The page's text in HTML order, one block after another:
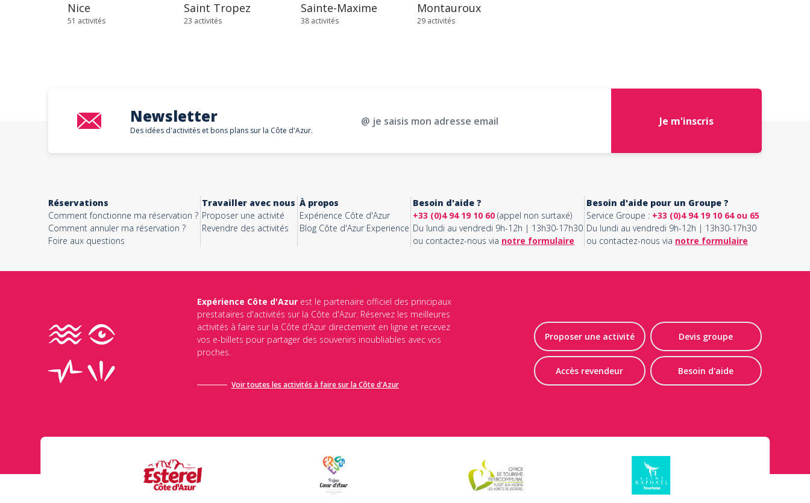
Nice
51 activités
Saint Tropez
23 activités
Sainte-Maxime
38 activités
Montauroux
29 activités
Newsletter
Des idées d'activités et bons plans sur la Côte d'Azur.
@ je saisis mon adresse email Je m'inscris
Réservations
Comment fonctionne ma réservation ?
Comment annuler ma réservation ?
Foire aux questions
Travailler avec nous
Proposer une activité
Revendre des activités
À propos
Expérience Côte d'Azur
Blog Côte d'Azur Experience
Besoin d'aide ?
+33 (0)4 94 19 10 60(appel non surtaxé)
Du lundi au vendredi 9h-12h | 13h30-17h30
ou contactez-nous via notre formulaire
Besoin d'aide pour un Groupe ?
Service Groupe : +33 (0)4 94 19 10 64 ou 65
Du lundi au vendredi 9h-12h | 13h30-17h30
ou contactez-nous via notre formulaire
Expérience Côte d'Azurest le partenaire officiel des principaux
prestataires d'activités sur la Côte d'Azur. Réservez les meilleures
activités à faire sur la Côte d'Azur directement en ligne et recevez
vos e-billets pour partager des souvenirs inoubliables avec vos
proches.
Voir toutes les activités à faire sur la Côte d'Azur
Proposer une activité Devis groupe
Accès revendeur Besoin d'aide